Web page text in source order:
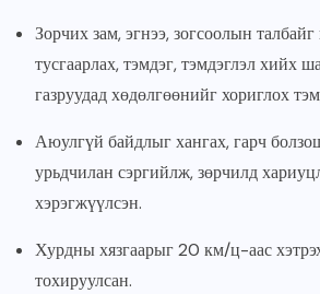
Зорчих зам, эгнээ, зогсоолын
тусгаарлах, тэмдэг, тэмдэглэл хийх
газруудад хөдөлгөөнийг хориглох
Аюулгүй байдлыг хангах, гарч
урьдчилан сэргийлж, зөрчилд
хэрэгжүүлсэн.
Хурдны хязгаарыг 20 км/ц-аас
тохируулсан.